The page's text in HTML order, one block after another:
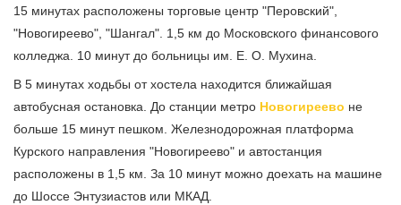
15 минутах расположены торговые центр "Перовский",
"Новогиреево", "Шангал". 1,5 км до Московского финансового
колледжа. 10 минут до больницы им. Е. О. Мухина.
В 5 минутах ходьбы от хостела находится ближайшая
автобусная остановка. До станции метро Новогиреево не
больше 15 минут пешком. Железнодорожная платформа
Курского направления "Новогиреево" и автостанция
расположены в 1,5 км. За 10 минут можно доехать на машине
до Шоссе Энтузиастов или МКАД.